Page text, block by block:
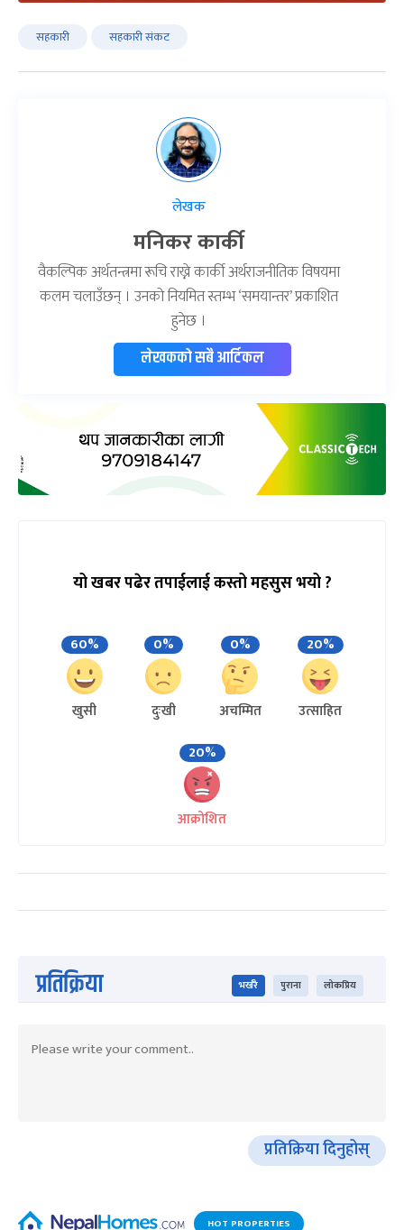
सहकारी सहकारी संकट
लेखक
मनिकर कार्की
वैकल्पिक अर्थतन्त्रमा रूचि राख्ने कार्की अर्थराजनीतिक विषयमा
कलम चलाउँछन् । उनको नियमित स्तम्भ ‘समयान्तर’ प्रकाशित
हुनेछ ।
लेखकको सबै आर्टिकल
यो खबर पढेर तपाईलाई कस्तो महसुस भयो ?
60%
खुसी
0%
दुःखी
0%
अचम्मित
20%
उत्साहित
20%
आक्रोशित
प्रतिक्रिया भर्खरै पुराना लोकप्रिय
प्रतिक्रिया दिनुहोस्
HOT PROPERTIES